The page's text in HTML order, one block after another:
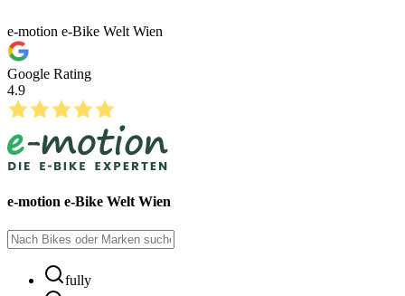
e-motion e-Bike Welt Wien
Google Rating
4.9
e-motion e-Bike Welt Wien
fully